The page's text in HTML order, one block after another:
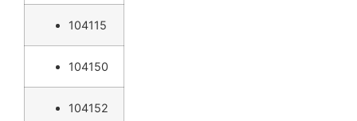
104115
104150
104152